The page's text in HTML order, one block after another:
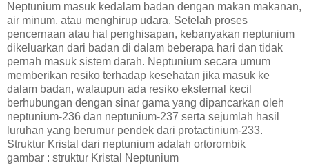
Neptunium masuk kedalam badan dengan makan makanan,
air minum, atau menghirup udara. Setelah proses
pencernaan atau hal penghisapan, kebanyakan neptunium
dikeluarkan dari badan di dalam beberapa hari dan tidak
pernah masuk sistem darah. Neptunium secara umum
memberikan resiko terhadap kesehatan jika masuk ke
dalam badan, walaupun ada resiko eksternal kecil
berhubungan dengan sinar gama yang dipancarkan oleh
neptunium-236 dan neptunium-237 serta sejumlah hasil
luruhan yang berumur pendek dari protactinium-233.
Struktur Kristal dari neptunium adalah ortorombik
gambar : struktur Kristal Neptunium